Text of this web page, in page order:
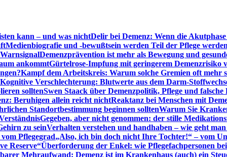
kann – und was nichtDelir bei Demenz: Wenn die
Medienbiografie und -bewußtsein werden Teil der Pflege werden
Demenzprävention ist mehr als Bewegung und
ankommtGürtelrose-Impfung mit geringerem Demenzrisiko
Kampf dem Arbeitskreis: Warum solche Gremien oft mehr
Kognitive Verschlechterung: Blutwerte aus dem Darm-
solltenSwen Staack über Demenzpolitik, Pflege und falsche
Beruhigen allein reicht nichtReaktanz bei Menschen mit
Standortbestimmung beginnen solltenWarum Sie
Gegeben, aber nicht genommen: der stille
zu seinVerhalten verstehen und handhaben – wie geht
Pflegegrad„Also, ich bin doch nicht Ihre Tochter!“ – vom
Reserve“Überforderung der Enkel: wie Pflegefachpersonen
Mehraufwand: Demenz ist im Krankenhaus (auch) ein